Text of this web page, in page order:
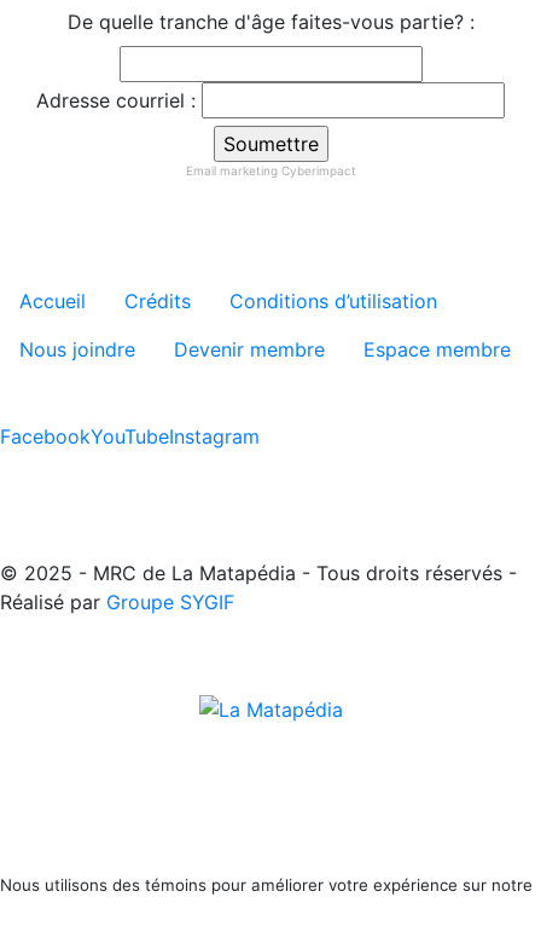
De quelle tranche d'âge faites-vous partie? :
Adresse courriel :
Email marketing Cyberimpact
Menu tertiaire de pied de
Accueil Crédits
Conditions d’utilisation
Nous joindre
Devenir membre Espace membre
FacebookYouTubeInstagram
© 2025 - MRC de La Matapédia - Tous droits réservés -
Réalisé par Groupe SYGIF
Nous utilisons des témoins pour améliorer votre expérience sur notre